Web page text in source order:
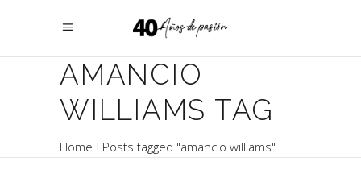
AMANCIO
WILLIAMS TAG
Home Posts tagged "amancio williams"